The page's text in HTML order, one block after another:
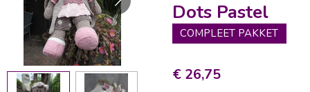
Dots Pastel
COMPLEET PAKKET
€ 26,75